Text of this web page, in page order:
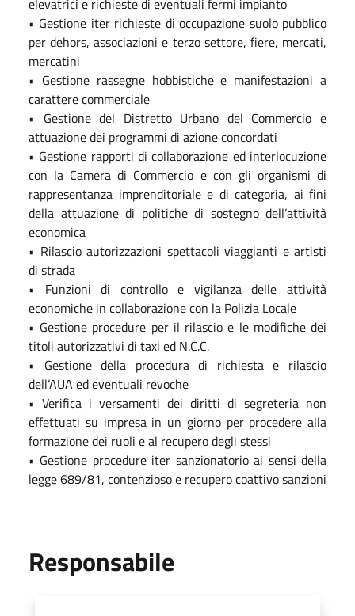
• Gestione iter richieste di occupazione suolo pubblico
per dehors, associazioni e terzo settore, fiere, mercati,
mercatini
• Gestione rassegne hobbistiche e manifestazioni a
carattere commerciale
• Gestione del Distretto Urbano del Commercio e
attuazione dei programmi di azione concordati
• Gestione rapporti di collaborazione ed interlocuzione
con la Camera di Commercio e con gli organismi di
rappresentanza imprenditoriale e di categoria, ai fini
della attuazione di politiche di sostegno dell’attività
economica
• Rilascio autorizzazioni spettacoli viaggianti e artisti
di strada
• Funzioni di controllo e vigilanza delle attività
economiche in collaborazione con la Polizia Locale
• Gestione procedure per il rilascio e le modifiche dei
titoli autorizzativi di taxi ed N.C.C.
• Gestione della procedura di richiesta e rilascio
dell’AUA ed eventuali revoche
• Verifica i versamenti dei diritti di segreteria non
effettuati su impresa in un giorno per procedere alla
formazione dei ruoli e al recupero degli stessi
• Gestione procedure iter sanzionatorio ai sensi della
legge 689/81, contenzioso e recupero coattivo sanzioni
Responsabile